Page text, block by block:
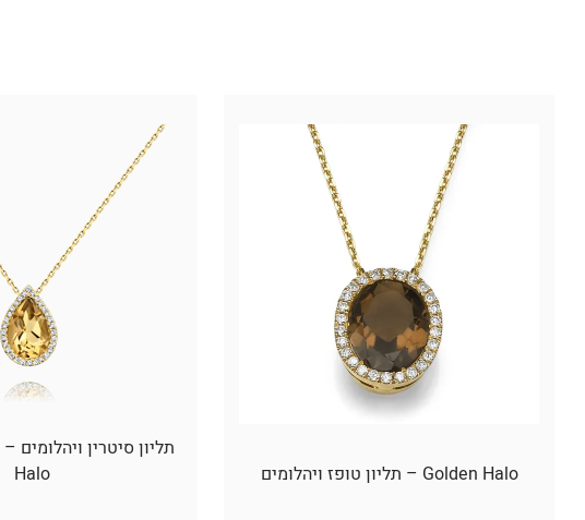
Golden Halo – תליון טופז ויהלומים
Halo